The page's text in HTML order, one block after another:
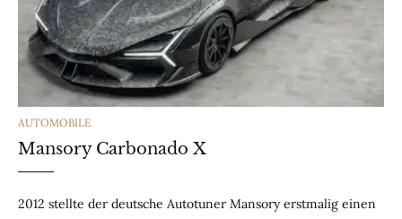
CATEGORIES
AUTOMOBILE
Mansory Carbonado X
2012 stellte der deutsche Autotuner Mansory erstmalig einen